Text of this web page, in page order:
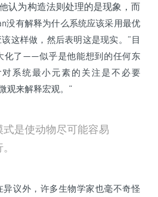
认为构造法则处理的是现象，而
没有解释为什么系统应该采用最优
这样做，然后表明这是现实。”目
化了——似乎是他能想到的任何东
对系统最小元素的关注是不必要
观来解释宏观。”
是使动物尽可能容易
议外，许多生物学家也毫不奇怪